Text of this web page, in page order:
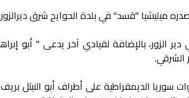
ميليشيا "قسد" في بلدة الحوايج شرق ديرالزور
الزور، بالإضافة لقيادي آخر يدعى " أبو
الشرقي.
الديمقراطية على أطراف أبو النيتل بريف